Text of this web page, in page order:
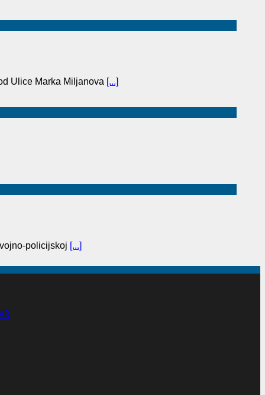
Ulice Marka Miljanova [...]
policijskoj [...]